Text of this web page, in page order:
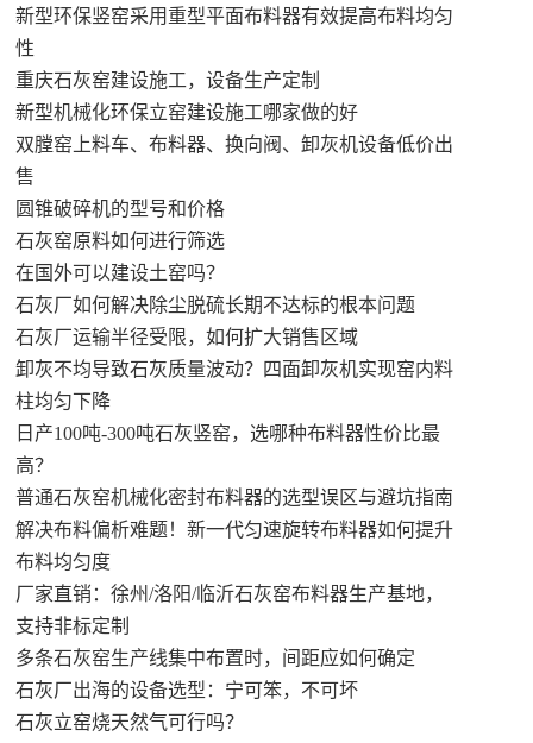
新型环保竖窑采用重型平面布料器有效提高布料均匀
性
重庆石灰窑建设施工，设备生产定制
新型机械化环保立窑建设施工哪家做的好
双膛窑上料车、布料器、换向阀、卸灰机设备低价出
售
圆锥破碎机的型号和价格
石灰窑原料如何进行筛选
在国外可以建设土窑吗？
石灰厂如何解决除尘脱硫长期不达标的根本问题
石灰厂运输半径受限，如何扩大销售区域
卸灰不均导致石灰质量波动？四面卸灰机实现窑内料
柱均匀下降
日产100吨-300吨石灰竖窑，选哪种布料器性价比最
高？
普通石灰窑机械化密封布料器的选型误区与避坑指南
解决布料偏析难题！新一代匀速旋转布料器如何提升
布料均匀度
厂家直销：徐州/洛阳/临沂石灰窑布料器生产基地，
支持非标定制
多条石灰窑生产线集中布置时，间距应如何确定
石灰厂出海的设备选型：宁可笨，不可坏
石灰立窑烧天然气可行吗？